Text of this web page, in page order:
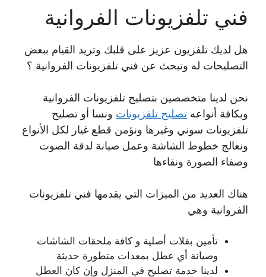
فني تلفزيونات الفروانية
هل لديك تلفزيون عزيز على قلبك وتريد القيام ببعض
التصليحات له وتبحث عن فني تلفزيونات الفروانية ؟
نحن لدينا متخصصين بتصليح تلفزيونات الفروانية
وبكافة أنواعه تصليح تلفزيونات ونسا أو تصليح
تلفزيونات سوني وغيرها ونؤمن قطع غيار لكل الأنواع
ونعالج خطوط الشاشة وعمل صيانة لدقة الصوت
وصفاء الصورة ونقاءها
هناك العديد من الميزات التي يقدمها فني تلفزيونات
الفروانية وهي
تأمين بفلات أصلية و كافة ملحقات الشاشات
وصيانة أي عطل بمعدات متطورة حديثة
لدينا خدمة تصليح في المنزل وإن كان العطل